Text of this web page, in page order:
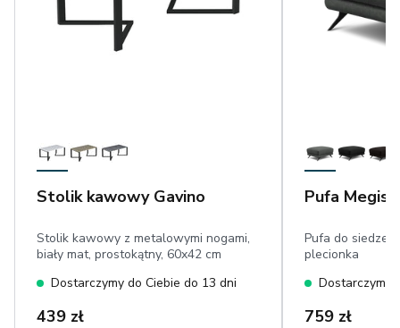
Stolik kawowy Gavino
Stolik kawowy z metalowymi nogami,
biały mat, prostokątny, 60x42 cm
Dostarczymy do Ciebie do 13 dni
439 zł
Pufa Megis
Pufa do
plecionka
Dostarczymy
759 zł